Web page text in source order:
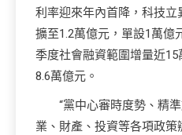
利率迎來年內首降，科技
擴至1.2萬億元，單設1萬億
季度社會融資範圍增量近
8.6萬億元。
“黨中心審時度勢、精
業、財產、投資等各項政